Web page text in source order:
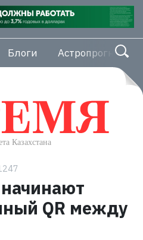
Блоги Астропрогноз
QR между